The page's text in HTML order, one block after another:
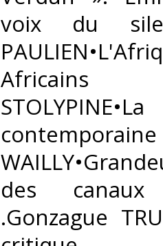
voix du
des
.Gonzague